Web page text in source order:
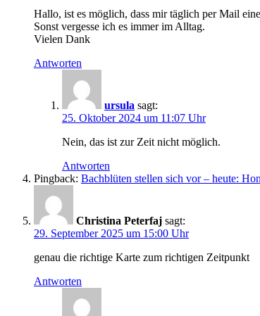
Hallo, ist es möglich, dass mir täglich per Mail
Sonst vergesse ich es immer im Alltag.
Vielen Dank
Antworten
ursula sagt:
25. Oktober 2024 um 11:07 Uhr
Nein, das ist zur Zeit nicht möglich.
Antworten
Pingback: Bachblüten stellen sich vor – heute:
Christina Peterfaj sagt:
29. September 2025 um 15:00 Uhr
genau die richtige Karte zum richtigen Zeitpunkt
Antworten